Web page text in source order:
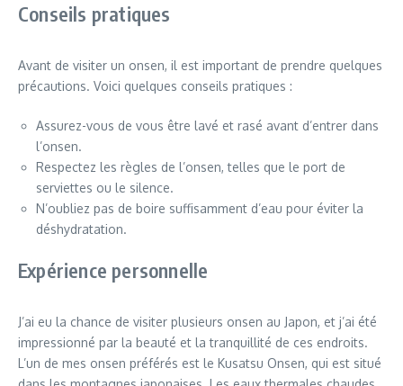
Conseils pratiques
Avant de visiter un onsen, il est important de prendre quelques
précautions. Voici quelques conseils pratiques :
Assurez-vous de vous être lavé et rasé avant d’entrer dans
l’onsen.
Respectez les règles de l’onsen, telles que le port de
serviettes ou le silence.
N’oubliez pas de boire suffisamment d’eau pour éviter la
déshydratation.
Expérience personnelle
J’ai eu la chance de visiter plusieurs onsen au Japon, et j’ai été
impressionné par la beauté et la tranquillité de ces endroits.
L’un de mes onsen préférés est le Kusatsu Onsen, qui est situé